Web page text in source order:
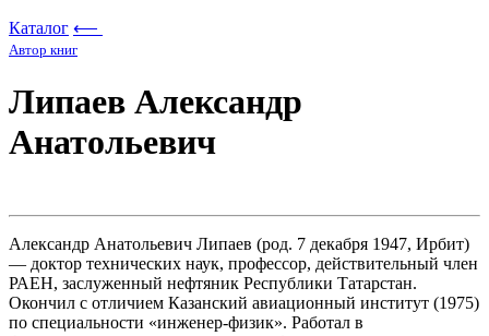
Каталог ⟵
Автор книг
Липаев Александр
Анатольевич
Александр Анатольевич Липаев (род. 7 декабря 1947, Ирбит)
— доктор технических наук, профессор, действительный член
РАЕН, заслуженный нефтяник Республики Татарстан.
Окончил с отличием Казанский авиационный институт (1975)
по специальности «инженер-физик». Работал в